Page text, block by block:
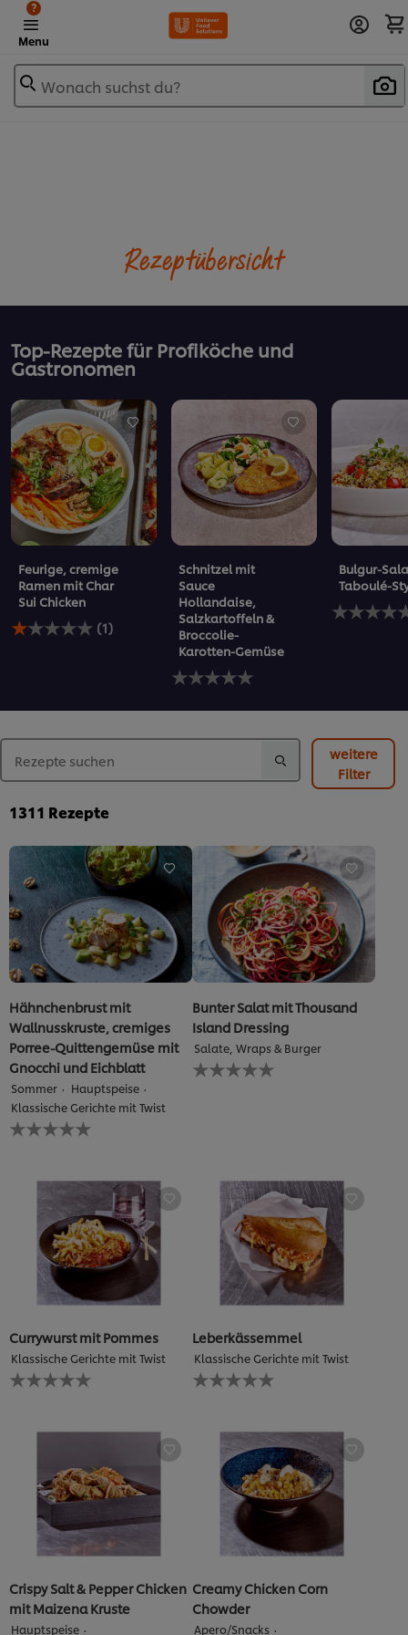
Menu
?
Wonach suchst du?
Rezeptübersicht
Top-Rezepte für Profiköche und
Gastronomen
Feurige, cremige
Ramen mit Char
Sui Chicken
Die
durchschnittliche
mit
Sui
Chicken
1.0
5
aus
1
Bewertungen.
(1)
Schnitzel mit
Sauce
Hollandaise,
Salzkartoffeln &
Broccolie-
Karotten-Gemüse
Keine
Bewertungen
recipe
Bulgur-
Taboulé-
Keine
weitere
Filter
1311 Rezepte
Hähnchenbrust mit
Wallnusskruste, cremiges
Porree-Quittengemüse mit
Gnocchi und Eichblatt
Sommer
Hauptspeise
Klassische Gerichte mit Twist
Keine
Bewertungen
recipe
abgegeben
Bunter Salat mit Thousand
Island Dressing
Salate, Wraps & Burger
Keine
Bewertungen
Currywurst mit Pommes
Klassische Gerichte mit Twist
Keine
Bewertungen
recipe
Leberkässemmel
Klassische Gerichte mit Twist
Keine
Bewertungen
recipe
abgegeben
Crispy Salt & Pepper Chicken
mit Maizena Kruste
Hauptspeise
Creamy Chicken Corn
Chowder
Apero/Snacks